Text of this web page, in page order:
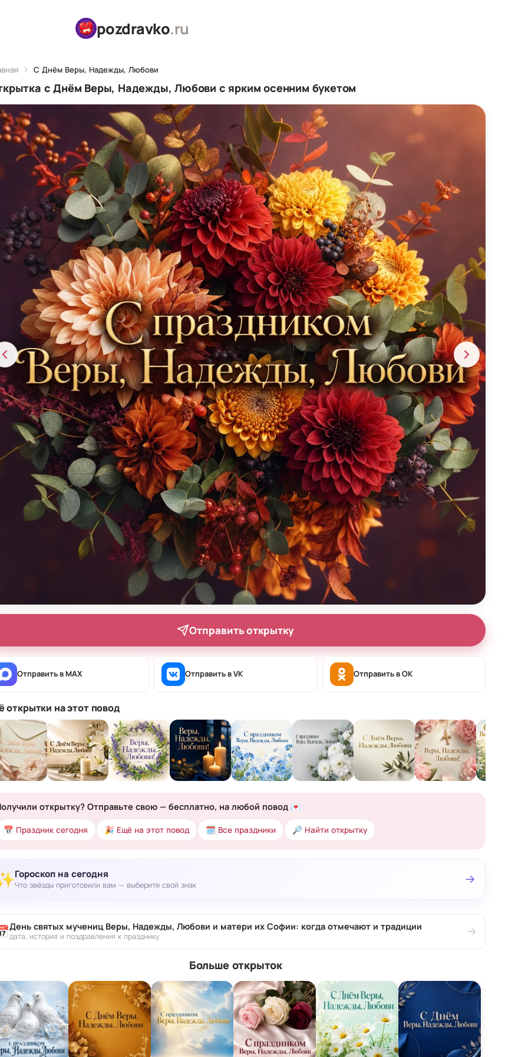
pozdravko.ru
С Днём Веры, Надежды, Любови
с Днём Веры, Надежды, Любови с ярким осенним букетом
Отправить открытку
Отправить в MAX Отправить в VK Отправить в OK
открытки на этот повод
открытку? Отправьте свою — бесплатно, на любой повод 💌
📅 Праздник сегодня 🎉 Ещё на этот повод 🗓 Все праздники 🔎 Найти открытку
Гороскоп на сегодня
Что звёзды приготовили вам — выберите свой знак →
День святых мучениц Веры, Надежды, Любови и матери их Софии: когда отмечают и традиции
дата, история и поздравления к празднику →
Больше открыток